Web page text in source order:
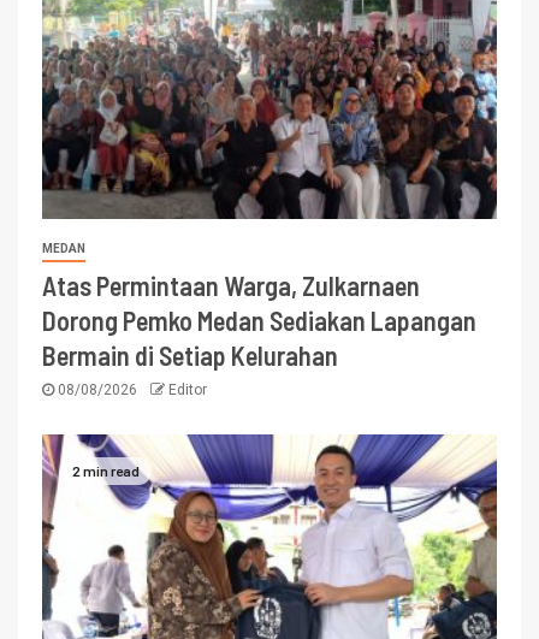
MEDAN
Atas Permintaan Warga, Zulkarnaen
Dorong Pemko Medan Sediakan Lapangan
Bermain di Setiap Kelurahan
08/08/2026 Editor
2 min read